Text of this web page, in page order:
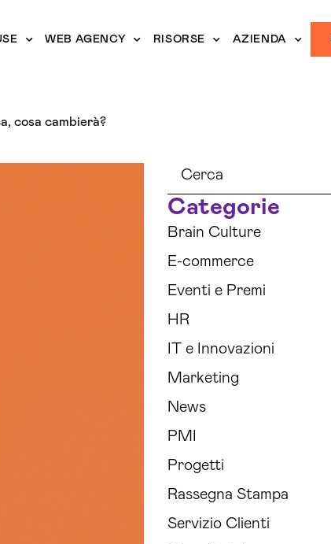
WEB AGENCY RISORSE AZIENDA
cosa cambierà?
Categorie
Brain Culture
E-commerce
Eventi e Premi
HR
IT e Innovazioni
Marketing
News
PMI
Progetti
Rassegna Stampa
Servizio Clienti